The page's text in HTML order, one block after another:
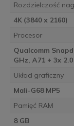
Rozdzielczość
4K (3840 x 2160)
Procesor
Qualcomm
GHz, A71 + 3x
Układ graficzny
Mali-G68 MP5
Pamięć RAM
8 GB